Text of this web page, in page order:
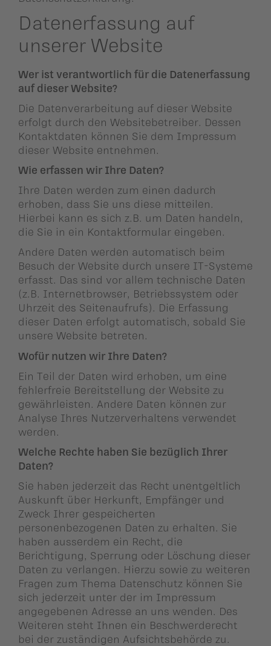
Datenerfassung auf
unserer Website
Wer ist verantwortlich für die Datenerfassung
auf dieser Website?
Die Datenverarbeitung auf dieser Website
erfolgt durch den Websitebetreiber. Dessen
Kontaktdaten können Sie dem Impressum
dieser Website entnehmen.
Wie erfassen wir Ihre Daten?
Ihre Daten werden zum einen dadurch
erhoben, dass Sie uns diese mitteilen.
Hierbei kann es sich z.B. um Daten handeln,
die Sie in ein Kontaktformular eingeben.
Andere Daten werden automatisch beim
Besuch der Website durch unsere IT-Systeme
erfasst. Das sind vor allem technische Daten
(z.B. Internetbrowser, Betriebssystem oder
Uhrzeit des Seitenaufrufs). Die Erfassung
dieser Daten erfolgt automatisch, sobald Sie
unsere Website betreten.
Wofür nutzen wir Ihre Daten?
Ein Teil der Daten wird erhoben, um eine
fehlerfreie Bereitstellung der Website zu
gewährleisten. Andere Daten können zur
Analyse Ihres Nutzerverhaltens verwendet
werden.
Welche Rechte haben Sie bezüglich Ihrer
Daten?
Sie haben jederzeit das Recht unentgeltlich
Auskunft über Herkunft, Empfänger und
Zweck Ihrer gespeicherten
personenbezogenen Daten zu erhalten. Sie
haben ausserdem ein Recht, die
Berichtigung, Sperrung oder Löschung dieser
Daten zu verlangen. Hierzu sowie zu weiteren
Fragen zum Thema Datenschutz können Sie
sich jederzeit unter der im Impressum
angegebenen Adresse an uns wenden. Des
Weiteren steht Ihnen ein Beschwerderecht
bei der zuständigen Aufsichtsbehörde zu.